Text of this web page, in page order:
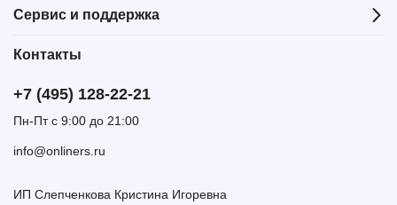
Сервис и поддержка
Контакты
+7 (495) 128-22-21
Пн-Пт с 9:00 до 21:00
info@onliners.ru
ИП Слепченкова Кристина Игоревна